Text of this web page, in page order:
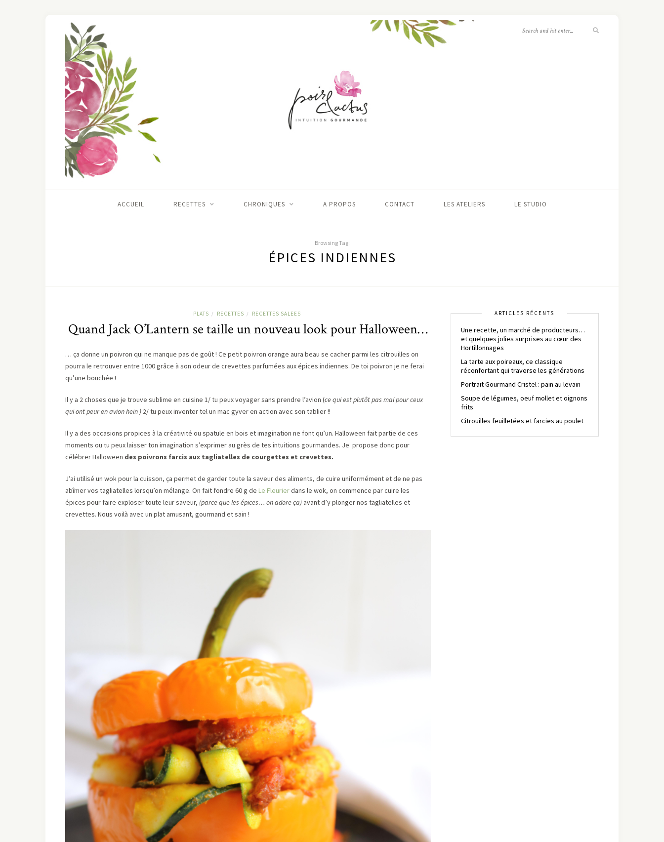
ACCUEIL RECETTES CHRONIQUES A PROPOS CONTACT LES ATELIERS LE STUDIO
Browsing Tag:
ÉPICES INDIENNES
PLATS / RECETTES / RECETTES SALEES
Quand Jack O’Lantern se taille un nouveau look pour Halloween…
… ça donne un poivron qui ne manque pas de goût ! Ce petit poivron orange aura beau se cacher parmi les citrouilles on
pourra le retrouver entre 1000 grâce à son odeur de crevettes parfumées aux épices indiennes. De toi poivron je ne ferai
qu’une bouchée !
Il y a 2 choses que je trouve sublime en cuisine 1/ tu peux voyager sans prendre l’avion (ce qui est plutôt pas mal pour ceux
qui ont peur en avion hein ) 2/ tu peux inventer tel un mac gyver en action avec son tablier !!
Il y a des occasions propices à la créativité ou spatule en bois et imagination ne font qu’un. Halloween fait partie de ces
moments ou tu peux laisser ton imagination s’exprimer au grès de tes intuitions gourmandes. Je propose donc pour
célébrer Halloween des poivrons farcis aux tagliatelles de courgettes et crevettes.
J’ai utilisé un wok pour la cuisson, ça permet de garder toute la saveur des aliments, de cuire uniformément et de ne pas
abîmer vos tagliatelles lorsqu’on mélange. On fait fondre 60 g de Le Fleurierdans le wok, on commence par cuire les
épices pour faire exploser toute leur saveur, (parce que les épices… on adore ça) avant d’y plonger nos tagliatelles et
crevettes. Nous voilà avec un plat amusant, gourmand et sain !
ARTICLES RÉCENTS
Une recette, un marché de producteurs…
et quelques jolies surprises au cœur des
Hortillonnages
La tarte aux poireaux, ce classique
réconfortant qui traverse les générations
Portrait Gourmand Cristel : pain au levain
Soupe de légumes, oeuf mollet et oignons
frits
Citrouilles feuilletées et farcies au poulet